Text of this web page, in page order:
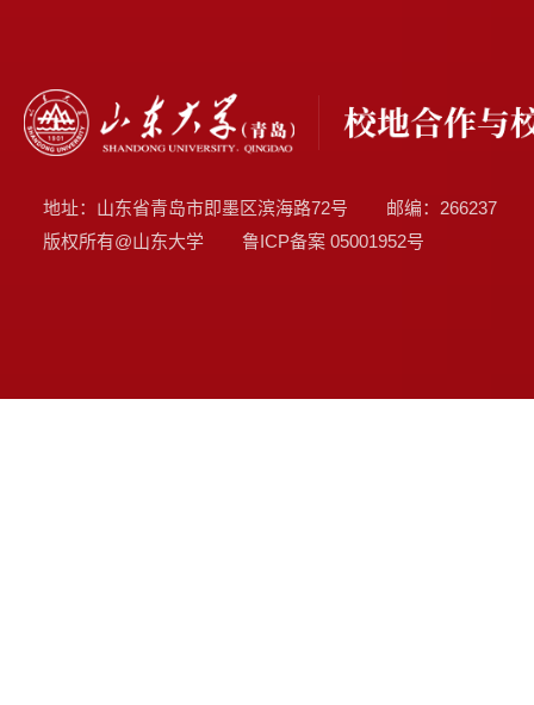
地址：山东省青岛市即墨区滨海路72号
邮编：266237
版权所有@山东大学
鲁ICP备案 05001952号